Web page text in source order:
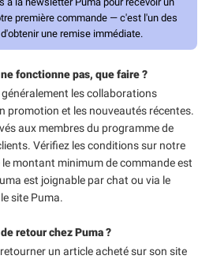
première commande — c'est l'un des
une remise immédiate.
fonctionne pas, que faire ?
les collaborations
promotion et les nouveautés récentes.
aux membres du programme de
Vérifiez les conditions sur notre
montant minimum de commande est
est joignable par chat ou via le
site Puma.
retour chez Puma ?
un article acheté sur son site